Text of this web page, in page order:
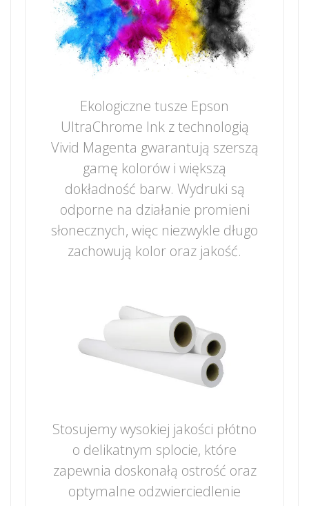
Ekologiczne tusze Epson
UltraChrome Ink z technologią
Vivid Magenta gwarantują szerszą
gamę kolorów i większą
dokładność barw. Wydruki są
odporne na działanie promieni
słonecznych, więc niezwykle długo
zachowują kolor oraz jakość.
Stosujemy wysokiej jakości płótno
o delikatnym splocie, które
zapewnia doskonałą ostrość oraz
optymalne odzwierciedlenie